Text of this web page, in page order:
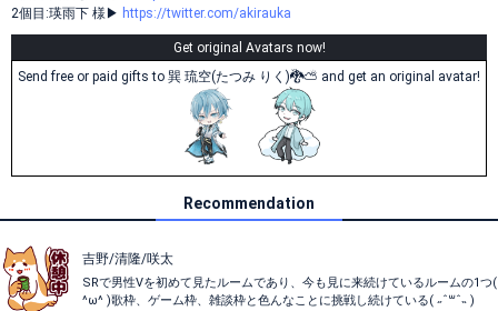
2個目:瑛雨下 様▶︎ https://twitter.com/akirauka
Get original Avatars now!
Send free or paid gifts to 巽 琉空(たつみ りく)🐉⛅️ and get an original avatar!
Recommendation
吉野/清隆/咲太
SRで男性Vを初めて見たルームであり、今も見に来続けているルームの1つ(
^ω^ )歌枠、ゲーム枠、雑談枠と色んなことに挑戦し続けている( ˶ˆ꒳ˆ˵ )